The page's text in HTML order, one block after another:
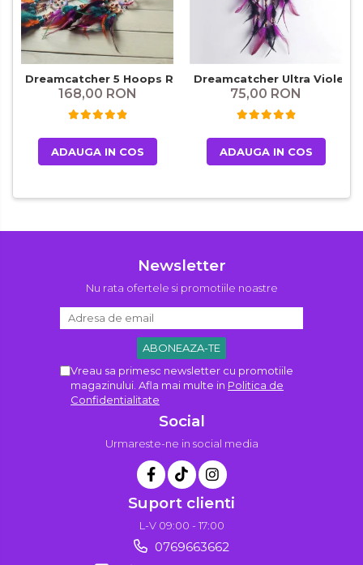
Dreamcatcher 5 Hoops Regalo
168,00 RON
ADAUGA IN COS
Dreamcatcher Ultra Violet
75,00 RON
ADAUGA IN COS
Newsletter
Nu rata ofertele si promotiile noastre
Vreau sa primesc newsletter cu promotiile
magazinului. Afla mai multe in Politica de
Confidentialitate
Social
Urmareste-ne in social media
Suport clienti
L-V 09:00 - 17:00
0769663662